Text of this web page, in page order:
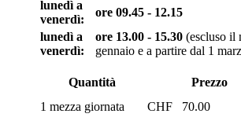
lunedì a
venerdì:
ore 09.45 - 12.15
lunedì a
venerdì:
ore 13.00 - 15.30 (escluso il
gennaio e a partire dal 1
Quantità
Prezzo
1 mezza giornata
CHF 70.00